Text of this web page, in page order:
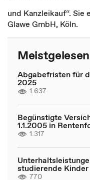
und Kanzleikauf“.
Glawe GmbH, Köln.
Abgabefristen für
2025
1.637
Begünstigte
1.1.2005 in
1.317
studierende Kinder
770